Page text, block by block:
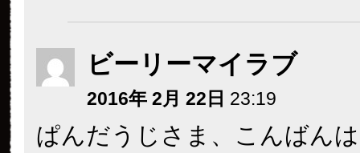
ビーリーマイラブ
2016年 2月 22日 23:19
ぱんだうじさま、こんばん